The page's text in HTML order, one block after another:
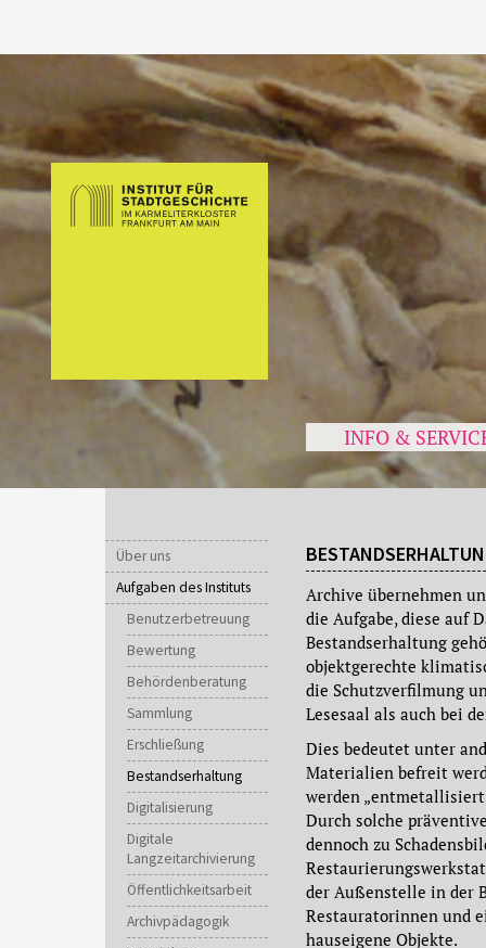
INFO &
Über uns
Aufgaben des Instituts
Benutzerbetreuung
Bewertung
Behördenberatung
Sammlung
Erschließung
Bestandserhaltung
Digitalisierung
Digitale
Langzeitarchivierung
Öffentlichkeitsarbeit
Archivpädagogik
Archive übernehmen
die Aufgabe, diese auf
Bestandserhaltung
objektgerechte
die Schutzverfilmung
Lesesaal als auch bei
Dies bedeutet unter
Materialien befreit
werden
Durch solche
dennoch zu
der Außenstelle in der
Restauratorinnen und
hauseigene Objekte.